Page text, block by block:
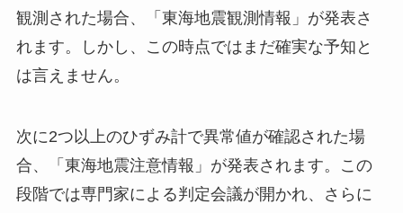
観測された場合、「東海地震観測情報」が発表さ
れます。しかし、この時点ではまだ確実な予知と
は言えません。
次に2つ以上のひずみ計で異常値が確認された場
合、「東海地震注意情報」が発表されます。この
段階では専門家による判定会議が開かれ、さらに